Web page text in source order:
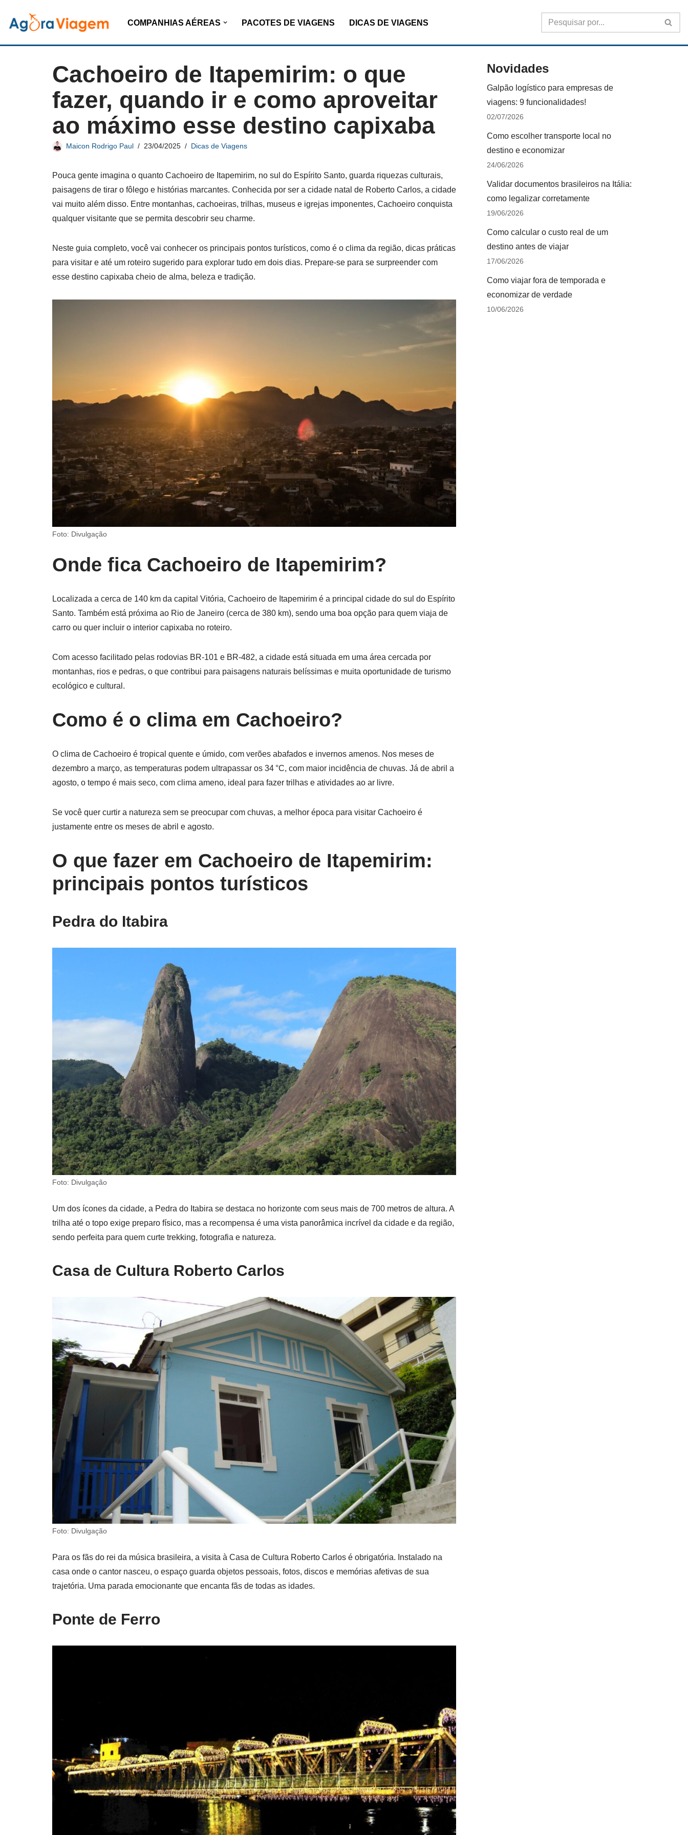
Pular
para
COMPANHIAS AÉREAS PACOTES DE VIAGENS DICAS DE VIAGENS
Cachoeiro de Itapemirim: o que
fazer, quando ir e como aproveitar
ao máximo esse destino capixaba
Maicon Rodrigo Paul 23/04/2025 Dicas de Viagens
Pouca gente imagina o quanto Cachoeiro de Itapemirim, no sul do Espírito Santo, guarda riquezas culturais,
paisagens de tirar o fôlego e histórias marcantes. Conhecida por ser a cidade natal de Roberto Carlos, a cidade
vai muito além disso. Entre montanhas, cachoeiras, trilhas, museus e igrejas imponentes, Cachoeiro conquista
qualquer visitante que se permita descobrir seu charme.
Neste guia completo, você vai conhecer os principais pontos turísticos, como é o clima da região, dicas práticas
para visitar e até um roteiro sugerido para explorar tudo em dois dias. Prepare-se para se surpreender com
esse destino capixaba cheio de alma, beleza e tradição.
Foto: Divulgação
Onde fica Cachoeiro de Itapemirim?
Localizada a cerca de 140 km da capital Vitória, Cachoeiro de Itapemirim é a principal cidade do sul do Espírito
Santo. Também está próxima ao Rio de Janeiro (cerca de 380 km), sendo uma boa opção para quem viaja de
carro ou quer incluir o interior capixaba no roteiro.
Com acesso facilitado pelas rodovias BR-101 e BR-482, a cidade está situada em uma área cercada por
montanhas, rios e pedras, o que contribui para paisagens naturais belíssimas e muita oportunidade de turismo
ecológico e cultural.
Como é o clima em Cachoeiro?
O clima de Cachoeiro é tropical quente e úmido, com verões abafados e invernos amenos. Nos meses de
dezembro a março, as temperaturas podem ultrapassar os 34 °C, com maior incidência de chuvas. Já de abril a
agosto, o tempo é mais seco, com clima ameno, ideal para fazer trilhas e atividades ao ar livre.
Se você quer curtir a natureza sem se preocupar com chuvas, a melhor época para visitar Cachoeiro é
justamente entre os meses de abril e agosto.
O que fazer em Cachoeiro de Itapemirim:
principais pontos turísticos
Pedra do Itabira
Foto: Divulgação
Um dos ícones da cidade, a Pedra do Itabira se destaca no horizonte com seus mais de 700 metros de altura. A
trilha até o topo exige preparo físico, mas a recompensa é uma vista panorâmica incrível da cidade e da região,
sendo perfeita para quem curte trekking, fotografia e natureza.
Casa de Cultura Roberto Carlos
Foto: Divulgação
Para os fãs do rei da música brasileira, a visita à Casa de Cultura Roberto Carlos é obrigatória. Instalado na
casa onde o cantor nasceu, o espaço guarda objetos pessoais, fotos, discos e memórias afetivas de sua
trajetória. Uma parada emocionante que encanta fãs de todas as idades.
Ponte de Ferro
Novidades
Galpão logístico para empresas de
viagens: 9 funcionalidades!
02/07/2026
Como escolher transporte local no
destino e economizar
24/06/2026
Validar documentos brasileiros na Itália:
como legalizar corretamente
19/06/2026
Como calcular o custo real de um
destino antes de viajar
17/06/2026
Como viajar fora de temporada e
economizar de verdade
10/06/2026